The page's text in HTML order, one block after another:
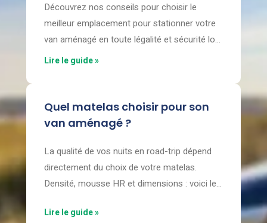
Découvrez nos conseils pour choisir le
meilleur emplacement pour stationner votre
van aménagé en toute légalité et sécurité lors
de vos voyages.
Lire le guide »
Quel matelas choisir pour son
van aménagé ?
La qualité de vos nuits en road-trip dépend
directement du choix de votre matelas.
Densité, mousse HR et dimensions : voici le
véhicule aménagé.
Lire le guide »